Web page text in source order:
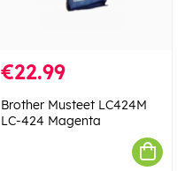
€22.99
Brother Musteet LC424M
LC-424 Magenta